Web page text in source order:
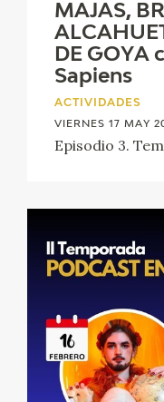
MAJAS,
DE GOYA
Sapiens
ACTIVIDADES
VIERNES 17 MAY
Episodio 3.